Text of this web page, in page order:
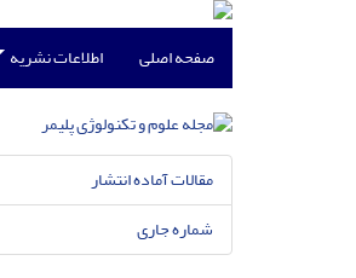
صفحه اصلی اطلاعات نشریه
مقالات آماده انتشار
شماره جاری